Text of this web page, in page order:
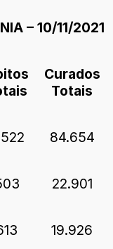
– 10/11/2021
Curados
Totais
84.654
22.901
19.926